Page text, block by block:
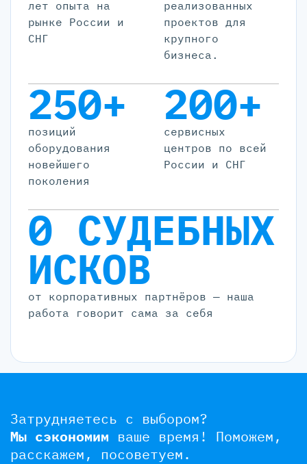
лет опыта на
рынке России и
СНГ
реализованных
проектов для
крупного
бизнеса.
250+
позиций
оборудования
новейшего
поколения
200+
cервисных
центров по всей
России и СНГ
0 СУДЕБНЫХ
ИСКОВ
от корпоративных партнёров — наша
работа говорит сама за себя
Затрудняетесь с выбором?
Мы сэкономим ваше время! Поможем,
расскажем, посоветуем.